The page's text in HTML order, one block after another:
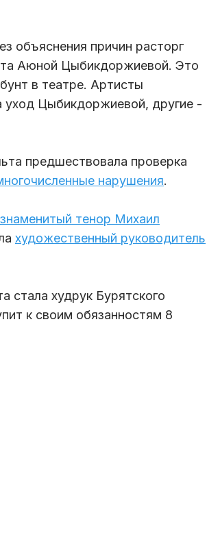
объяснения причин расторг
Аюной Цыбикдоржиевой. Это
в театре. Артисты
уход Цыбикдоржиевой, другие -
предшествовала проверка
нарушения.
знаменитый тенор Михаил
художественный руководитель
стала худрук Бурятского
к своим обязанностям 8